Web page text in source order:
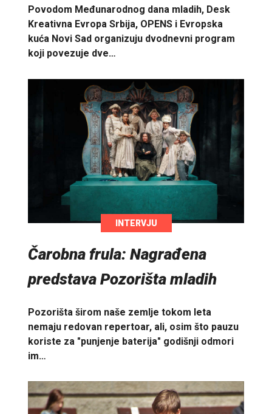
Povodom Međunarodnog dana mladih, Desk
Kreativna Evropa Srbija, OPENS i Evropska
kuća Novi Sad organizuju dvodnevni program
koji povezuje dve…
INTERVJU
Čarobna frula: Nagrađena
predstava Pozorišta mladih
Pozorišta širom naše zemlje tokom leta
nemaju redovan repertoar, ali, osim što pauzu
koriste za "punjenje baterija" godišnji odmori
im…